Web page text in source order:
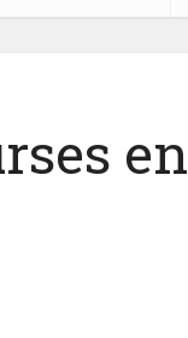
en